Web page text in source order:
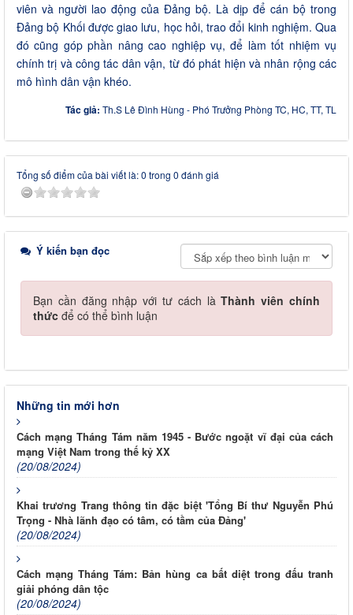
viên và người lao động của Đảng bộ. Là dịp để cán bộ trong
Đảng bộ Khối được giao lưu, học hỏi, trao đổi kinh nghiệm. Qua
đó cũng góp phần nâng cao nghiệp vụ, để làm tốt nhiệm vụ
chính trị và công tác dân vận, từ đó phát hiện và nhân rộng các
mô hình dân vận khéo.
Tác giả: Th.S Lê Đình Hùng - Phó Trưởng Phòng TC, HC, TT, TL
Tổng số điểm của bài viết là: 0 trong 0 đánh giá
Ý kiến bạn đọc
Bạn cần đăng nhập với tư cách làThành viên chính
thức để có thể bình luận
Những tin mới hơn
Cách mạng Tháng Tám năm 1945 - Bước ngoặt vĩ đại của cách
mạng Việt Nam trong thế kỷ XX
(20/08/2024)
Khai trương Trang thông tin đặc biệt 'Tổng Bí thư Nguyễn Phú
Trọng - Nhà lãnh đạo có tâm, có tầm của Đảng'
(20/08/2024)
Cách mạng Tháng Tám: Bản hùng ca bất diệt trong đấu tranh
giải phóng dân tộc
(20/08/2024)